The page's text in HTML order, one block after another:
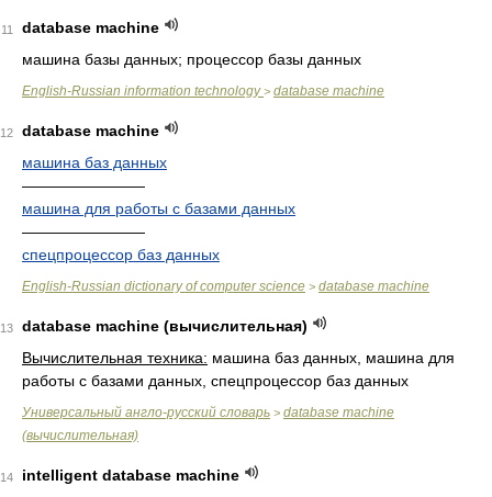
11
database machine
машина базы данных; процессор базы данных
English-Russian information technology> database machine
12
database machine
машина баз данных
————————
машина для работы с базами данных
————————
спецпроцессор баз данных
English-Russian dictionary of computer science > database machine
13
database machine (вычислительная)
Вычислительная техника: машина баз данных, машина для
работы с базами данных, спецпроцессор баз данных
Универсальный англо-русский словарь > database machine
(вычислительная)
14
intelligent database machine